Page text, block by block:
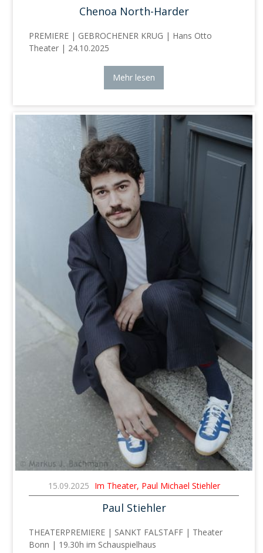
Chenoa North-Harder
PREMIERE | GEBROCHENER KRUG | Hans Otto
Theater | 24.10.2025
Mehr lesen
15.09.2025 Im Theater, Paul Michael Stiehler
Paul Stiehler
THEATERPREMIERE | SANKT FALSTAFF | Theater
Bonn | 19.30h im Schauspielhaus